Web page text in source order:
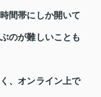
間帯にしか開いて
のが難しいことも
、オンライン上で